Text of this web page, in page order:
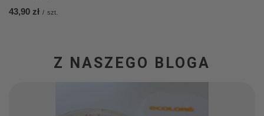
43,90 zł / szt.
Z NASZEGO BLOGA